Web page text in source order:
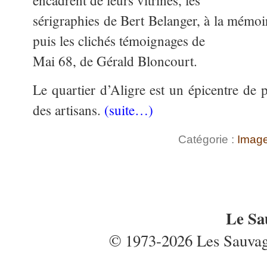
sérigraphies de Bert Belanger, à la
puis les clichés témoignages de
Mai 68, de Gérald Bloncourt.
Le quartier d’Aligre est un épicentre de
des artisans. (suite…)
Catégorie :
Le
© 1973-2026 Les